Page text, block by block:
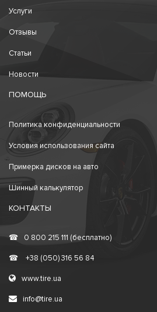
Услуги
Отзывы
Статьи
Новости
ПОМОЩЬ
Политика конфиденциальности
Условия использования сайта
Примерка дисков на авто
Шинный калькулятор
КОНТАКТЫ
☎ 0 800 215 111 (бесплатно)
☎ +38 (050) 316 56 84
www.tire.ua
info@tire.ua